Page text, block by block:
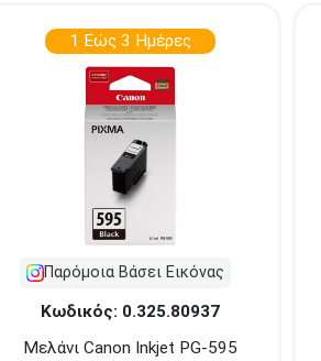
1 Εώς 3 Ημέρες
Παρόμοια Βάσει Εικόνας
Κωδικός: 0.325.80937
Μελάνι Canon Inkjet PG-595